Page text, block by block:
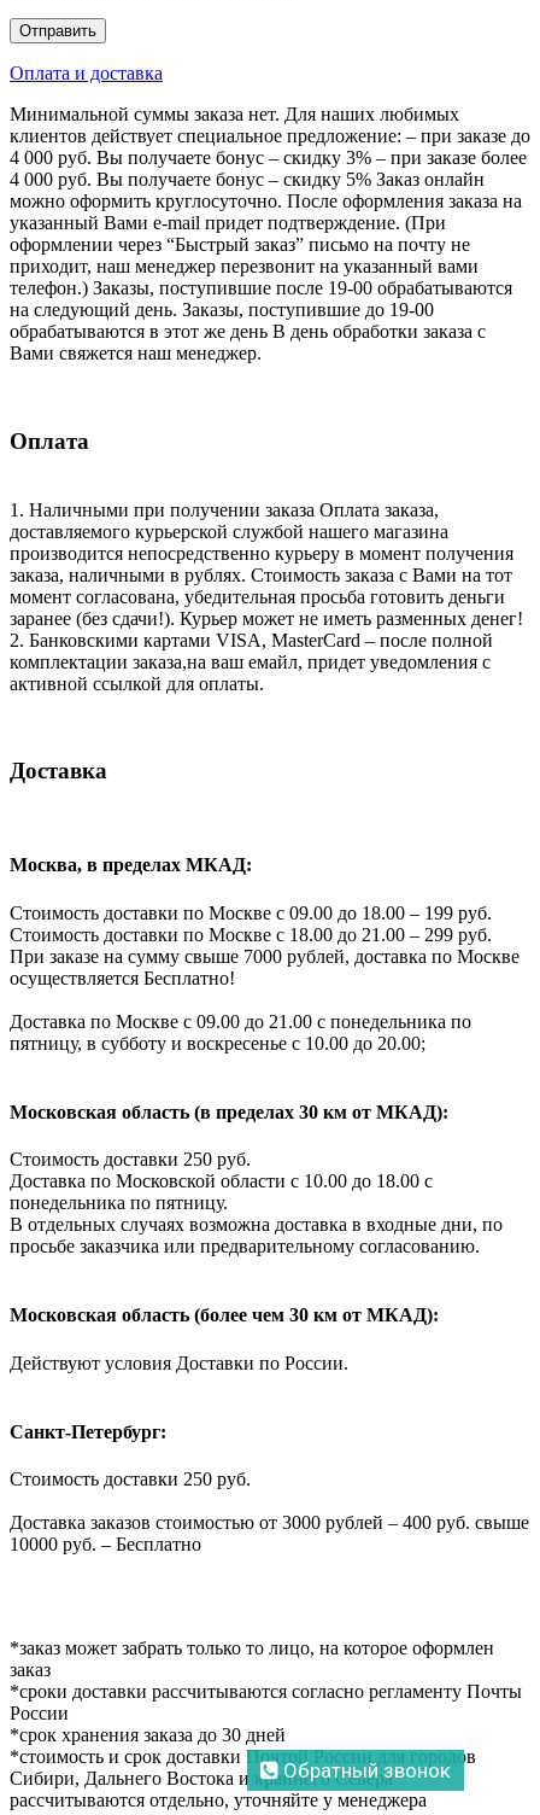
Оплата и доставка
Минимальной суммы заказа нет. Для наших любимых
клиентов действует специальное предложение: – при заказе до
4 000 руб. Вы получаете бонус – скидку 3% – при заказе более
4 000 руб. Вы получаете бонус – скидку 5% Заказ онлайн
можно оформить круглосуточно. После оформления заказа на
указанный Вами e-mail придет подтверждение. (При
оформлении через “Быстрый заказ” письмо на почту не
приходит, наш менеджер перезвонит на указанный вами
телефон.) Заказы, поступившие после 19-00 обрабатываются
на следующий день. Заказы, поступившие до 19-00
обрабатываются в этот же день В день обработки заказа с
Вами свяжется наш менеджер.
Оплата
1. Наличными при получении заказа Оплата заказа,
доставляемого курьерской службой нашего магазина
производится непосредственно курьеру в момент получения
заказа, наличными в рублях. Стоимость заказа с Вами на тот
момент согласована, убедительная просьба готовить деньги
заранее (без сдачи!). Курьер может не иметь разменных денег!
2. Банковскими картами VISA, MasterCard – после полной
комплектации заказа,на ваш емайл, придет уведомления с
активной ссылкой для оплаты.
Доставка
Москва, в пределах МКАД:
Стоимость доставки по Москве с 09.00 до 18.00 – 199 руб.
Стоимость доставки по Москве с 18.00 до 21.00 – 299 руб.
При заказе на сумму свыше 7000 рублей, доставка по Москве
осуществляется Бесплатно!
Доставка по Москве с 09.00 до 21.00 с понедельника по
пятницу, в субботу и воскресенье с 10.00 до 20.00;
Московская область (в пределах 30 км от МКАД):
Стоимость доставки 250 руб.
Доставка по Московской области с 10.00 до 18.00 с
понедельника по пятницу.
В отдельных случаях возможна доставка в входные дни, по
просьбе заказчика или предварительному согласованию.
Московская область (более чем 30 км от МКАД):
Действуют условия Доставки по России.
Санкт-Петербург:
Стоимость доставки 250 руб.
Доставка заказов стоимостью от 3000 рублей – 400 руб. свыше
10000 руб. – Бесплатно
*заказ может забрать только то лицо, на которое оформлен
заказ
*сроки доставки рассчитываются согласно регламенту Почты
России
*срок хранения заказа до 30 дней
*стоимость и срок доставки Почтой России для городов
Сибири, Дальнего Востока и крайнего Севера
рассчитываются отдельно, уточняйте у менеджера
Обратный звонок